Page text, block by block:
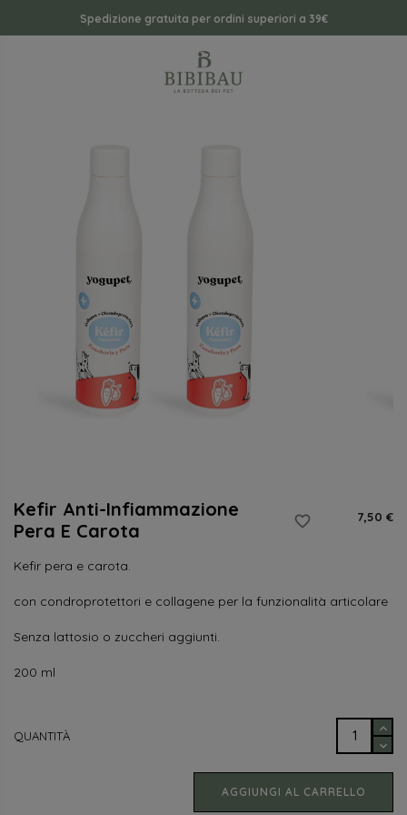
Spedizione gratuita per ordini superiori a 39€
Kefir Anti-Infiammazione
Pera E Carota
favorite_border 7,50 €
Kefir pera e carota.
con condroprotettori e collagene per la funzionalità articolare
Senza lattosio o zuccheri aggiunti.
200 ml
QUANTITÀ
AGGIUNGI AL CARRELLO